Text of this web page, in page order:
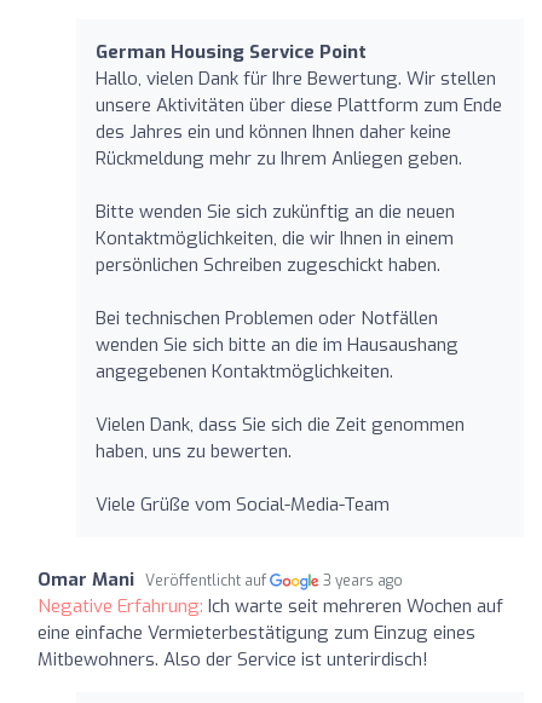
German Housing Service Point
Hallo, vielen Dank für Ihre Bewertung. Wir stellen
unsere Aktivitäten über diese Plattform zum Ende
des Jahres ein und können Ihnen daher keine
Rückmeldung mehr zu Ihrem Anliegen geben.
Bitte wenden Sie sich zukünftig an die neuen
Kontaktmöglichkeiten, die wir Ihnen in einem
persönlichen Schreiben zugeschickt haben.
Bei technischen Problemen oder Notfällen
wenden Sie sich bitte an die im Hausaushang
angegebenen Kontaktmöglichkeiten.
Vielen Dank, dass Sie sich die Zeit genommen
haben, uns zu bewerten.
Viele Grüße vom Social-Media-Team
Omar Mani Veröffentlicht auf 3 years ago
Negative Erfahrung: Ich warte seit mehreren Wochen auf
eine einfache Vermieterbestätigung zum Einzug eines
Mitbewohners. Also der Service ist unterirdisch!